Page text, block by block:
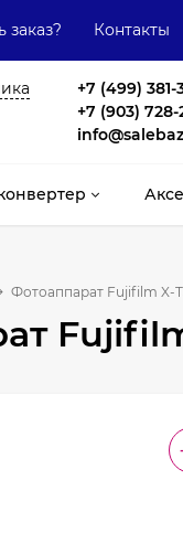
заказ? Контакты
+7 (499) 381-
+7 (903)
Фотоаппарат Fujifilm X-